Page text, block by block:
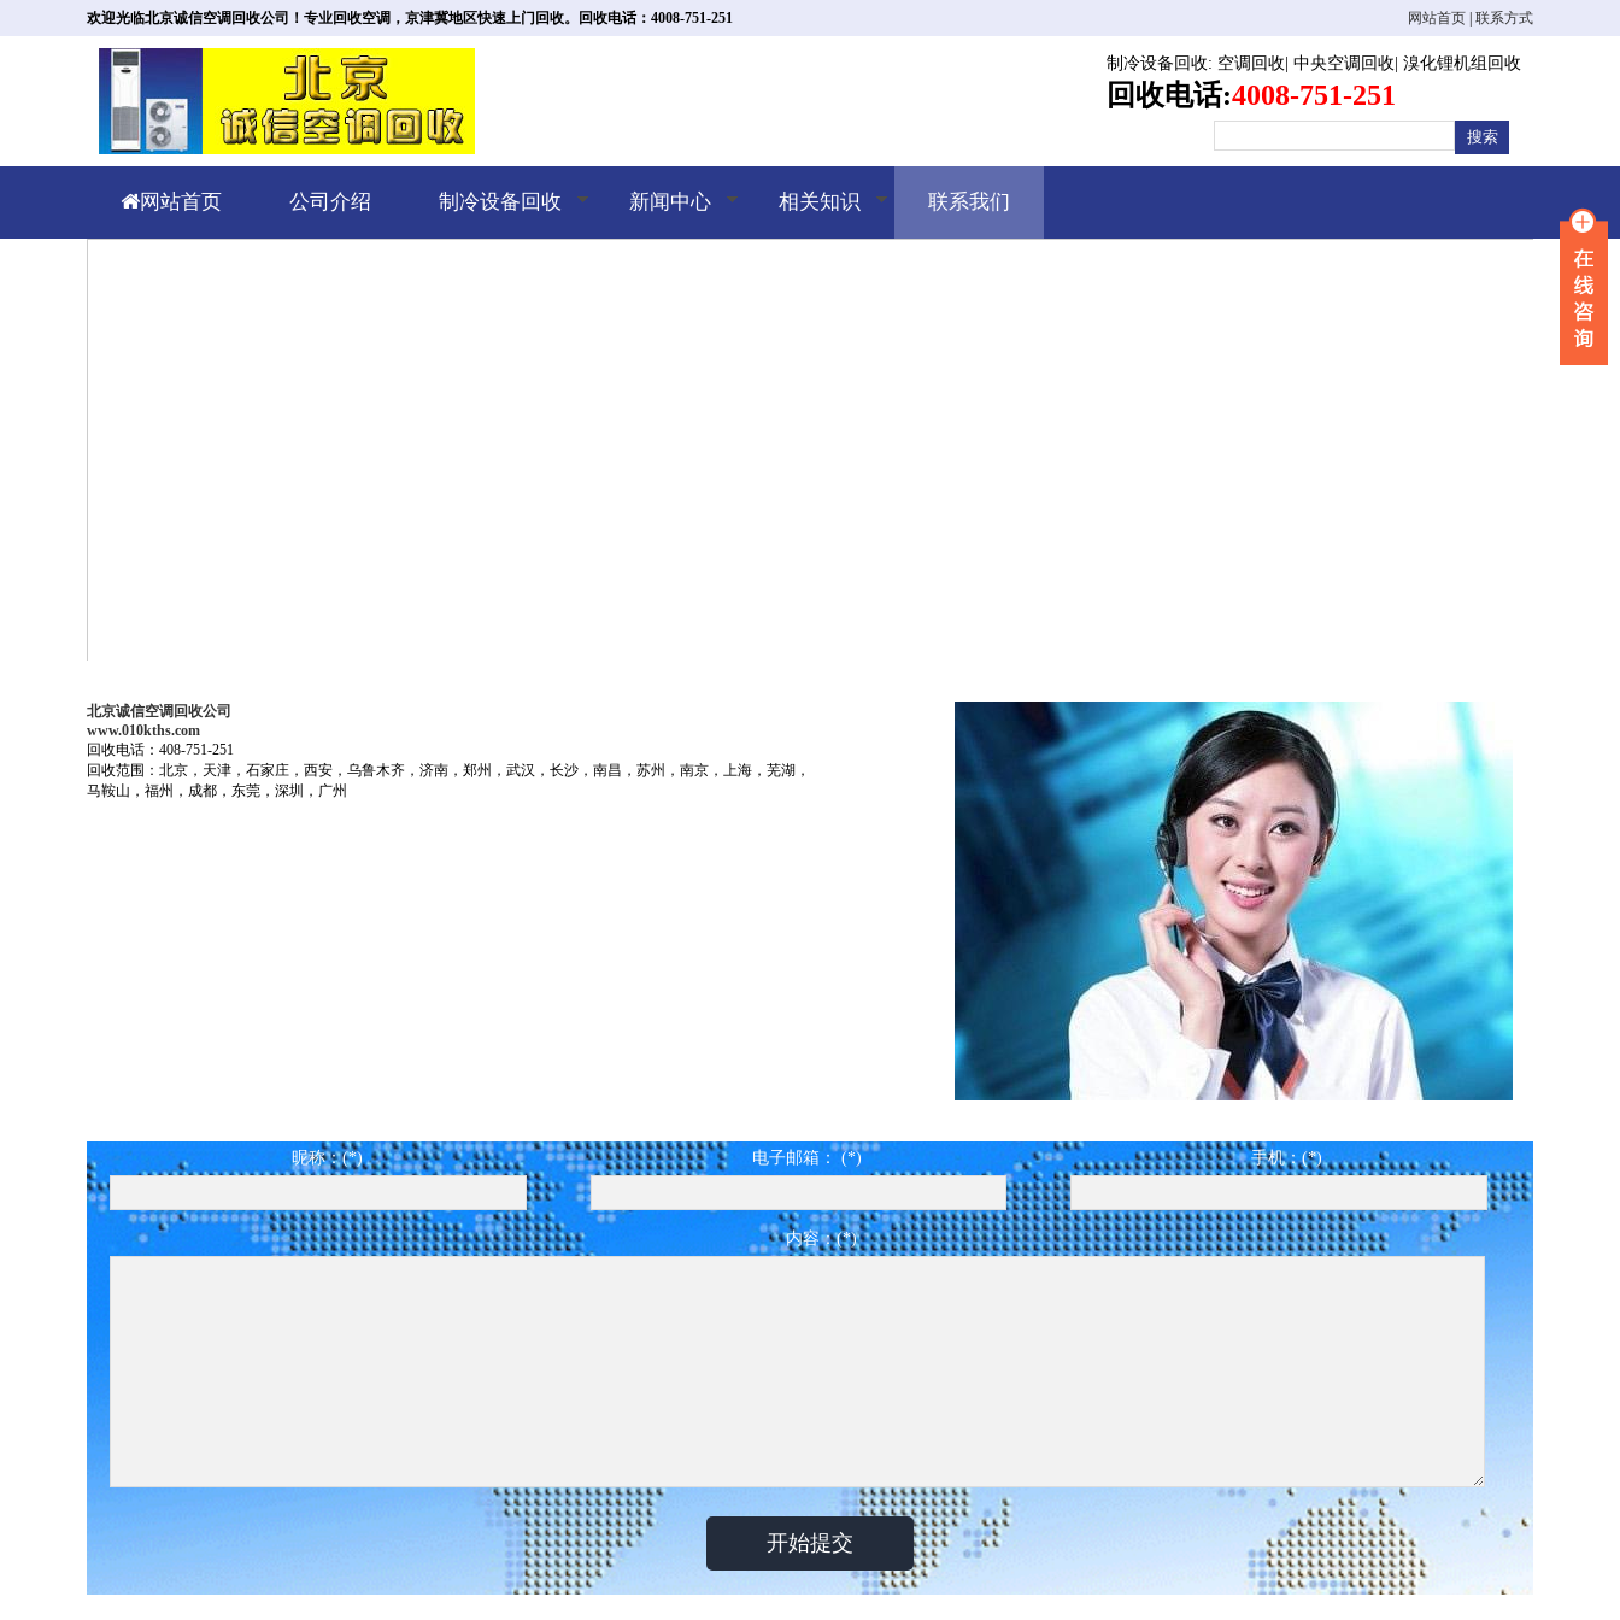
欢迎光临北京诚信空调回收公司！专业回收空调，京津冀地区快速上门回收。回收电话：4008-751-251 网站首页 联系方式
制冷设备回收: 空调回收 中央空调回收 溴化锂机组回收
回收电话:4008-751-251
网站首页 公司介绍 制冷设备回收 新闻中心 相关知识 联系我们
北京诚信空调回收公司
www.010kths.com
回收电话：408-751-251
回收范围：北京，天津，石家庄，西安，乌鲁木齐，济南，郑州，武汉，长沙，南昌，苏州，南京，上海，芜湖，
马鞍山，福州，成都，东莞，深圳，广州
昵称：(*) 电子邮箱： (*) 手机：(*)
内容：(*)